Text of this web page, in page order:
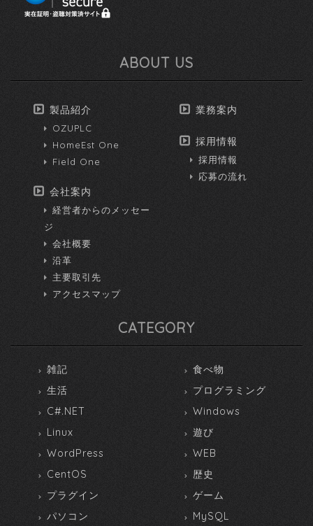
ABOUT US
製品紹介
OZUPLC
HomeEst One
Field One
会社案内
経営者からのメッセー
ジ
会社概要
沿革
主要取引先
アクセスマップ
業務案内
採用情報
採用情報
応募の流れ
CATEGORY
雑記
食べ物
生活
プログラミング
C#.NET
Windows
Linux
遊び
WordPress
WEB
CentOS
歴史
プラグイン
ゲーム
パソコン
MySQL